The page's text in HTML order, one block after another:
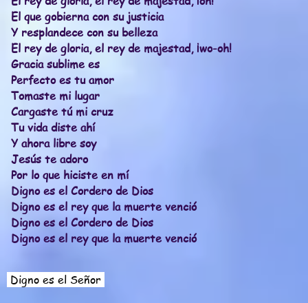
El que gobierna con su justicia
Y resplandece con su belleza
El rey de gloria, el rey de majestad, ¡wo-oh!
Gracia sublime es
Perfecto es tu amor
Tomaste mi lugar
Cargaste tú mi cruz
Tu vida diste ahí
Y ahora libre soy
Jesús te adoro
Por lo que hiciste en mí
Digno es el Cordero de Dios
Digno es el rey que la muerte venció
Digno es el Cordero de Dios
Digno es el rey que la muerte venció
Digno es el Señor